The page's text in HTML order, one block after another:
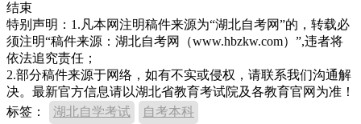
结束
特别声明：1.凡本网注明稿件来源为“湖北自考网”的，转载必
须注明“稿件来源：湖北自考网（www.hbzkw.com）”,违者将
依法追究责任；
2.部分稿件来源于网络，如有不实或侵权，请联系我们沟通解
决。最新官方信息请以湖北省教育考试院及各教育官网为准！
标签：
湖北自学考试
自考本科